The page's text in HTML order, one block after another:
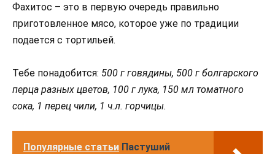
Фахитос – это в первую очередь правильно
приготовленное мясо, которое уже по традиции
подается с тортильей.
Тебе понадобится: 500 г говядины, 500 г болгарского
перца разных цветов, 100 г лука, 150 мл томатного
сока, 1 перец чили, 1 ч.л. горчицы.
Популярные статьи Пастуший